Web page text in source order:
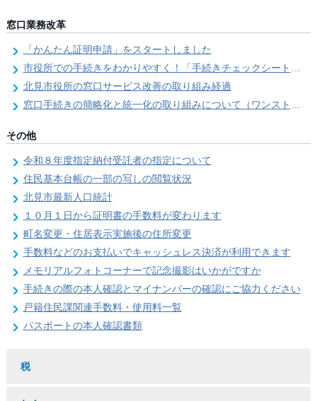
窓口業務改革
「かんたん証明申請」をスタートしました
市役所での手続きをわかりやすく！「手続きチェックシート」を導入しました
北見市役所の窓口サービス改善の取り組み経過
窓口手続きの簡略化と統一化の取り組みについて（ワンストップサービス推進事業）
その他
令和８年度指定納付受託者の指定について
住民基本台帳の一部の写しの閲覧状況
北見市最新人口統計
１０月１日から証明書の手数料が変わります
町名変更・住居表示実施後の住所変更
手数料などのお支払いでキャッシュレス決済が利用できます
メモリアルフォトコーナーで記念撮影はいかがですか
手続きの際の本人確認とマイナンバーの確認にご協力ください
戸籍住民課関連手数料・使用料一覧
パスポートの本人確認書類
税